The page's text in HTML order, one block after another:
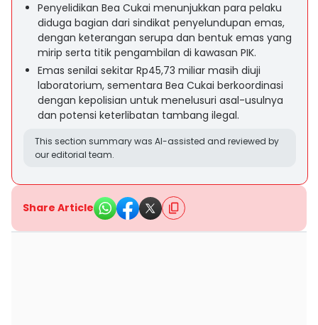
Penyelidikan Bea Cukai menunjukkan para pelaku
diduga bagian dari sindikat penyelundupan emas,
dengan keterangan serupa dan bentuk emas yang
mirip serta titik pengambilan di kawasan PIK.
Emas senilai sekitar Rp45,73 miliar masih diuji
laboratorium, sementara Bea Cukai berkoordinasi
dengan kepolisian untuk menelusuri asal-usulnya
dan potensi keterlibatan tambang ilegal.
This section summary was AI-assisted and reviewed by
our editorial team.
Share Article